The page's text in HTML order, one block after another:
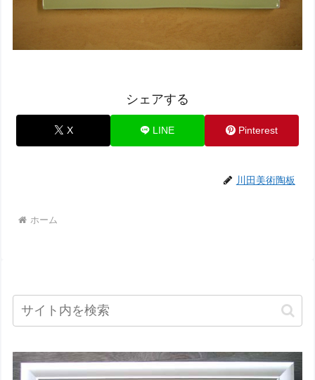
シェアする
X LINE Pinterest
川田美術陶板
ホーム